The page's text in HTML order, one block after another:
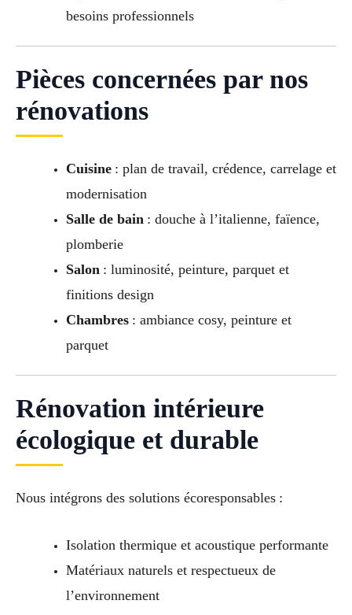
besoins professionnels
Pièces concernées par nos
rénovations
Cuisine: plan de travail, crédence, carrelage et
modernisation
Salle de bain : douche à l’italienne, faïence,
plomberie
Salon : luminosité, peinture, parquet et
finitions design
Chambres: ambiance cosy, peinture et
parquet
Rénovation intérieure
écologique et durable
Nous intégrons des solutions écoresponsables :
Isolation thermique et acoustique performante
Matériaux naturels et respectueux de
l’environnement